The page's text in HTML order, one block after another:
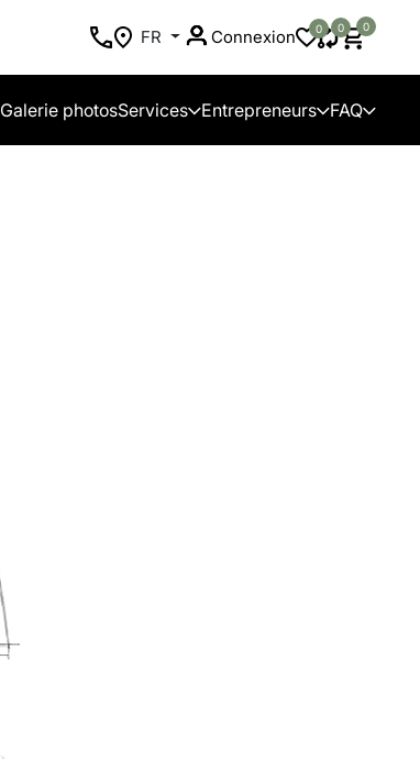
FR Connexion 0 0 0
Galerie photosServices Entrepreneurs FAQ